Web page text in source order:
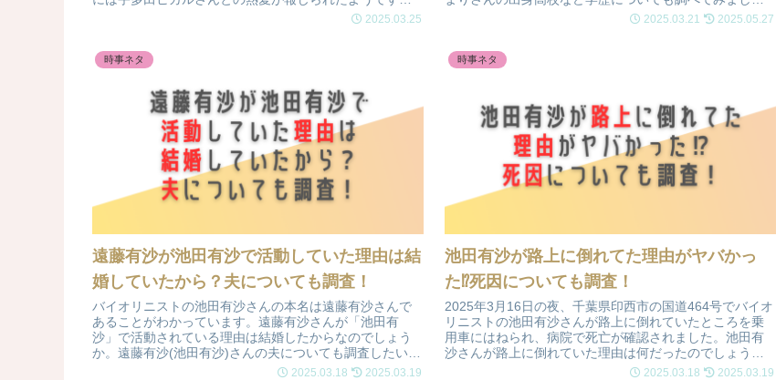
今回は小袋成彬さんの結婚について調査しました。2025.03.25 2025.03.21 2025.05.27
時事ネタ
遠藤有沙が池田有沙で活動していた理由は結
婚していたから？夫についても調査！
バイオリニストの池田有沙さんの本名は遠藤有沙さんで
あることがわかっています。遠藤有沙さんが「池田有
沙」で活動されている理由は結婚したからなのでしょう
か。遠藤有沙(池田有沙)さんの夫についても調査したいと
2025.03.18 2025.03.19
時事ネタ
池田有沙が路上に倒れてた理由がヤバかっ
た⁉死因についても調査！
2025年3月16日の夜、千葉県印西市の国道464号でバイオ
リニストの池田有沙さんが路上に倒れていたところを乗
用車にはねられ、病院で死亡が確認されました。池田有
沙さんが路上に倒れていた理由は何だったのでしょう
か。また池田有沙さんの死因についても調査したいと思
2025.03.18 2025.03.19